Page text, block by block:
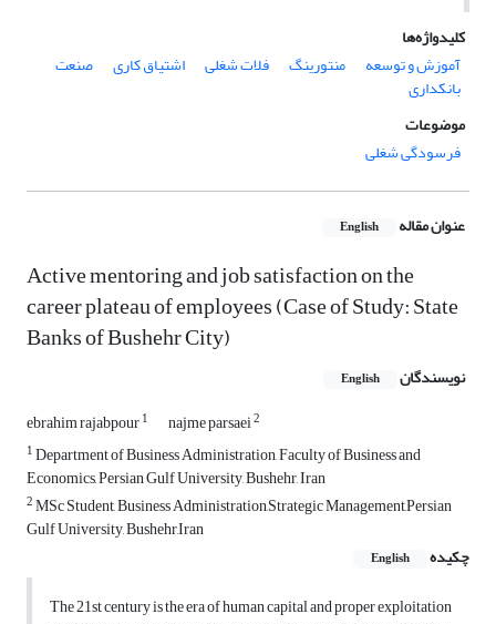
کلیدواژه‌ها
آموزش و توسعه
منتورینگ فلات شغلی اشتیاق کاری صنعت
بانکداری
موضوعات
فرسودگی شغلی
عنوان مقاله English
Active mentoring and job satisfaction on the
career plateau of employees (Case of Study: State
Banks of Bushehr City)
نویسندگان English
ebrahim rajabpour1 najme parsaei2
1Department of Business Administration, Faculty of Business and
Economics, Persian Gulf University, Bushehr, Iran
2MSc Student, Business Administration,Strategic Management,Persian
Gulf University, Bushehr,Iran
چکیده
English
The 21st century is the era of human capital and proper exploitation